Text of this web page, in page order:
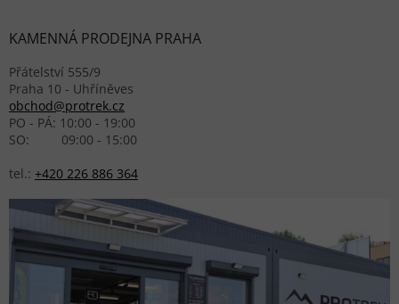
KAMENNÁ PRODEJNA PRAHA
Přátelství 555/9
Praha 10 - Uhříněves
obchod@protrek.cz
PO - PÁ: 10:00 - 19:00
SO: 09:00 - 15:00
tel.: +420 226 886 364